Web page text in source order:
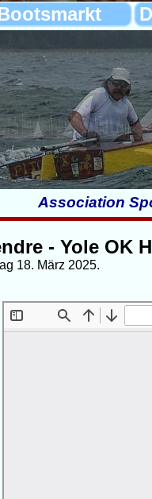
Association
- Yole OK
18. März 2025.